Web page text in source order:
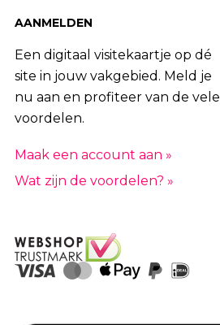
AANMELDEN
Een digitaal visitekaartje op dé
site in jouw vakgebied. Meld je
nu aan en profiteer van de vele
voordelen.
Maak een account aan »
Wat zijn de voordelen? »